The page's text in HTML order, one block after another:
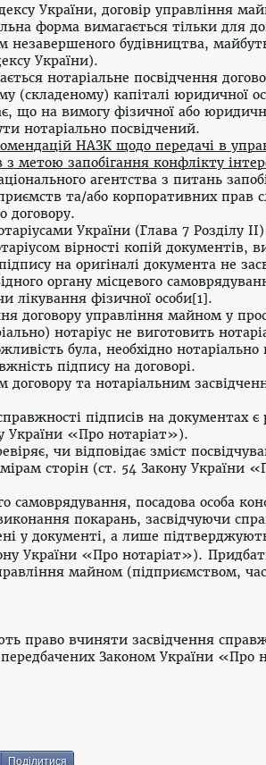
України, договір управління
форма вимагається тільки для
будівництва,
України).
нотаріальне посвідчення
(складеному) капіталі юридичної
що на вимогу фізичної або
нотаріально посвідчений.
НАЗК щодо передачі в
метою запобігання конфлікту
агентства з питань
та/або корпоративних прав
договору.
України (Глава 7 Розділу ІІ
вірності копій документів,
на оригіналі документа не
органу місцевого
лікування фізичної особи[1].
договору управління майном у
нотаріус не виготовить
була, необхідно нотаріально
підпису на договорі.
та нотаріальним
підписів на документах є
України «Про нотаріат»).
чи відповідає зміст
сторін (ст. 54 Закону України
самоврядування, посадова особа
покарань, засвідчуючи
у документі, а лише
України «Про нотаріат»).
майном (підприємством,
право вчиняти засвідчення
Законом України «Про
Поділитися